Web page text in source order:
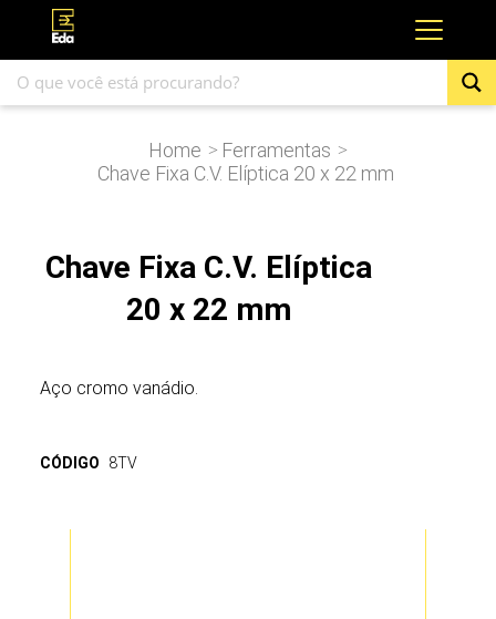
Home > Ferramentas >
Chave Fixa C.V. Elíptica 20 x 22 mm
Chave Fixa C.V. Elíptica
20 x 22 mm
Aço cromo vanádio.
CÓDIGO 8TV